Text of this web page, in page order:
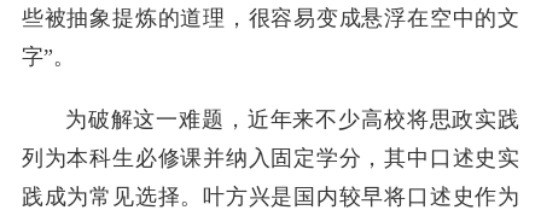
些被抽象提炼的道理，很容易变成悬浮在空中的文
字”。
为破解这一难题，近年来不少高校将思政实践
列为本科生必修课并纳入固定学分，其中口述史实
践成为常见选择。叶方兴是国内较早将口述史作为